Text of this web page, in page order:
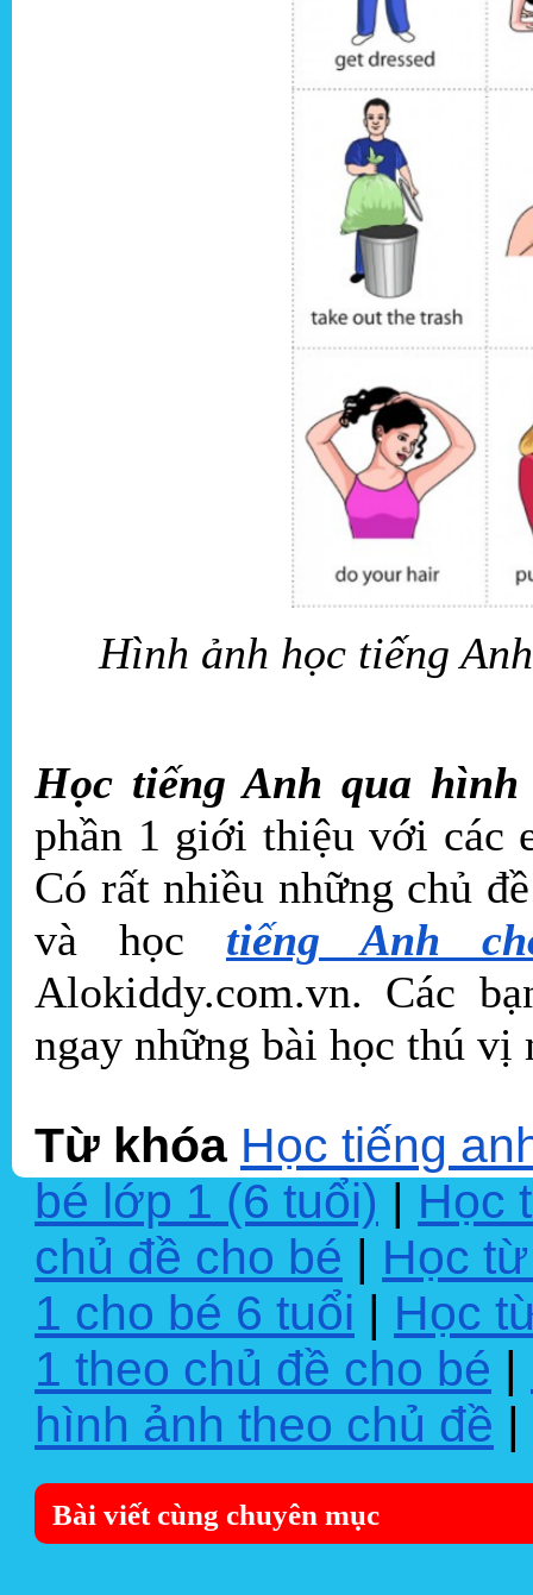
Hình ảnh học tiếng
Học tiếng Anh qua hình
phần 1 giới thiệu với các
Có rất nhiều những chủ
và học tiếng Anh
Alokiddy.com.vn. Các
ngay những bài học thú
Từ khóa Học tiếng
bé lớp 1 (6 tuổi) | Học
chủ đề cho bé | Học
1 cho bé 6 tuổi | Học
1 theo chủ đề cho bé |
hình ảnh theo chủ đề |
Bài viết cùng chuyên mục